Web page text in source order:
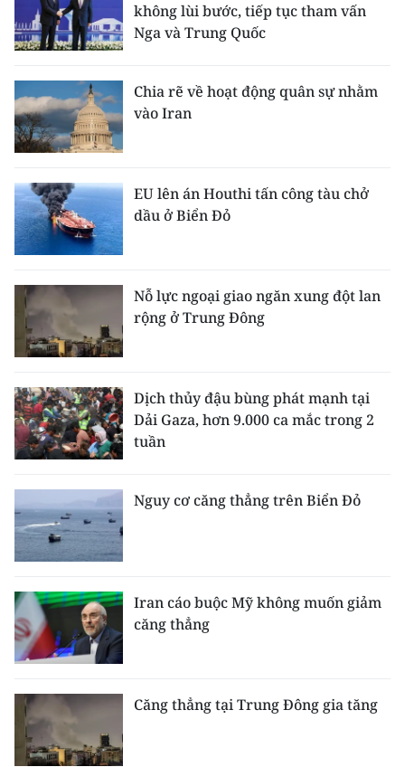
không lùi bước, tiếp tục tham vấn
Nga và Trung Quốc
Chia rẽ về hoạt động quân sự nhằm
vào Iran
EU lên án Houthi tấn công tàu chở
dầu ở Biển Đỏ
Nỗ lực ngoại giao ngăn xung đột lan
rộng ở Trung Đông
Dịch thủy đậu bùng phát mạnh tại
Dải Gaza, hơn 9.000 ca mắc trong 2
tuần
Nguy cơ căng thẳng trên Biển Đỏ
Iran cáo buộc Mỹ không muốn giảm
căng thẳng
Căng thẳng tại Trung Đông gia tăng